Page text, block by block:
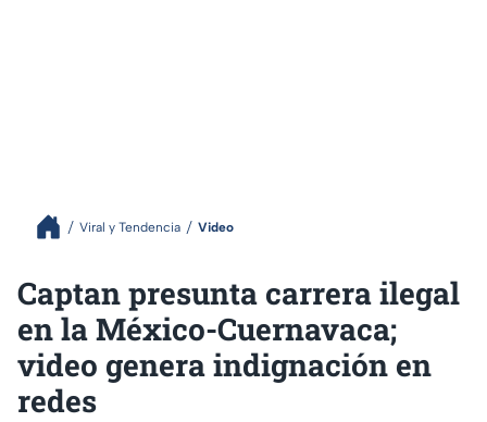
Viral y Tendencia Video
Captan presunta carrera ilegal
en la México-Cuernavaca;
video genera indignación en
redes